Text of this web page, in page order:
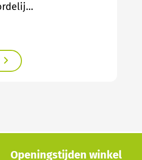
Openingstijden winkel